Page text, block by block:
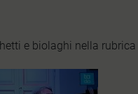
e biolaghi nella rubrica